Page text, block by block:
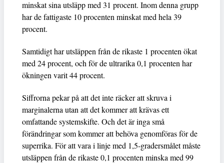
minskat sina utsläpp med 31 procent. Inom denna grupp
har de fattigaste 10 procenten minskat med hela 39
procent.
Samtidigt har utsläppen från de rikaste 1 procenten ökat
med 24 procent, och för de ultrarika 0,1 procenten har
ökningen varit 44 procent.
Siffrorna pekar på att det inte räcker att skruva i
marginalerna utan att det kommer att krävas ett
omfattande systemskifte. Och det är inga små
förändringar som kommer att behöva genomföras för de
superrika. För att vara i linje med 1,5-gradersmålet måste
utsläppen från de rikaste 0,1 procenten minska med 99